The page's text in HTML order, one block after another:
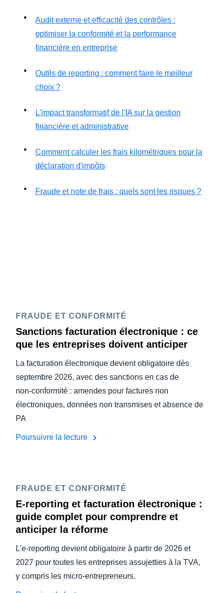
Audit externe et efficacité des contrôles :
optimiser la conformité et la performance
financière en entreprise
Outils de reporting : comment faire le meilleur
choix ?
L'impact transformatif de l'IA sur la gestion
financière et administrative
Comment calculer les frais kilométriques pour la
déclaration d'impôts
Fraude et note de frais : quels sont les risques ?
FRAUDE ET CONFORMITÉ
Sanctions facturation électronique : ce
que les entreprises doivent anticiper
La facturation électronique devient obligatoire dès
septembre 2026, avec des sanctions en cas de
non‑conformité : amendes pour factures non
électroniques, données non transmises et absence de
PA
Poursuivre la lecture
FRAUDE ET CONFORMITÉ
E-reporting et facturation électronique :
guide complet pour comprendre et
anticiper la réforme
L'e-reporting devient obligatoire à partir de 2026 et
2027 pour toutes les entreprises assujetties à la TVA,
y compris les micro-entrepreneurs.